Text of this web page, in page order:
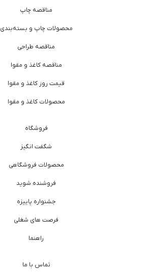
مناقصه چاپ
محصولات چاپ و بسته‌بندی
مناقصه طراحی
مناقصه کاغذ و مقوا
قیمت روز کاغذ و مقوا
محصولات کاغذ و مقوا
فروشگاه
شگفت انگیز
محصولات فروشگاهی
فروشنده شوید
جشنواره پاییزه
فرصت های شغلی
راهنما
تماس با ما